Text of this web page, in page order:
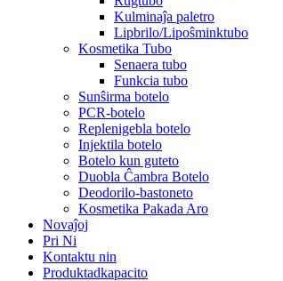
Kulminaĵa paletro
Lipbrilo/Lipoŝminktubo
Kosmetika Tubo
Senaera tubo
Funkcia tubo
Sunŝirma botelo
PCR-botelo
Replenigebla botelo
Injektila botelo
Botelo kun guteto
Duobla Ĉambra Botelo
Deodorilo-bastoneto
Kosmetika Pakada Aro
Novaĵoj
Pri Ni
Kontaktu nin
Produktadkapacito